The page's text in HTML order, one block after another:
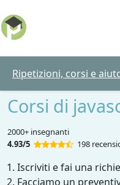
Ripetizioni, corsi e
Corsi di
2000+ insegnanti
4.93/5
198
Iscriviti e fai una
Facciamo un